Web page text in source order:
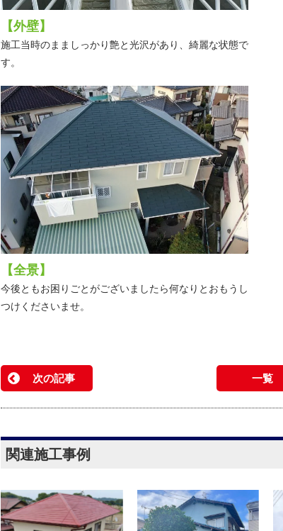
【外壁】
施工当時のまましっかり艶と光沢があり、綺麗な状態で
す。
【全景】
今後ともお困りごとがございましたら何なりとおもうし
つけくださいませ。
次の記事 一覧
関連施工事例